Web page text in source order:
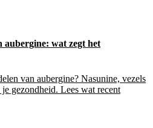
aubergine: wat zegt het
van aubergine? Nasunine, vezels
gezondheid. Lees wat recent